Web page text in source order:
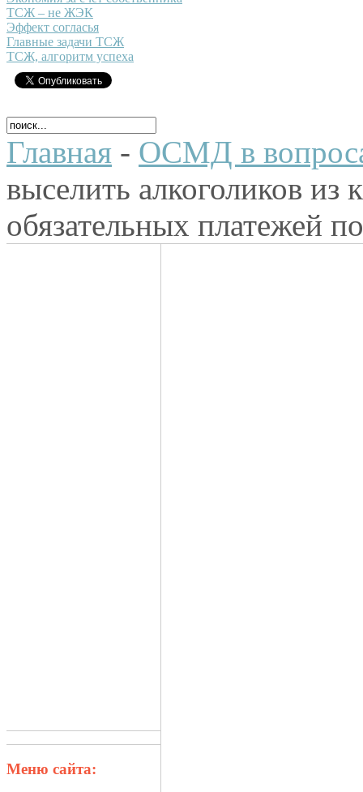
ТСЖ – не ЖЭК
Эффект согласья
Главные задачи ТСЖ
ТСЖ, алгоритм успеха
Главная - ОСМД в
выселить алкоголиков из
обязательных платежей
Меню сайта: